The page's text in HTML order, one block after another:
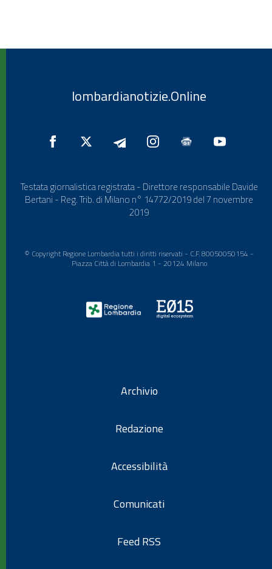
lombardianotizie.Online
Testata giornalistica registrata - Direttore responsabile Davide
Bertani - Reg. Trib. di Milano n° 14772/2019 del 7 novembre
2019
© Copyright Regione Lombardia tutti i diritti riservati - C.F. 80050050154 -
Piazza Città di Lombardia 1 - 20124 Milano
Archivio
Redazione
Accessibilità
Comunicati
Feed RSS